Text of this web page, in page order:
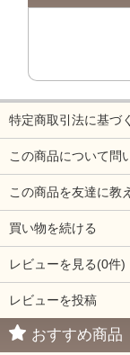
特定商取引法に基づ
この商品について問
この商品を友達に教
買い物を続ける
レビューを見る(0件)
レビューを投稿
おすすめ商品